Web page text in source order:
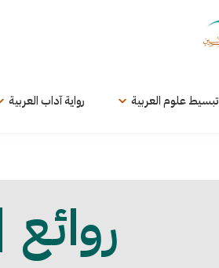
تبسيط علوم العربية رواية آداب العربية